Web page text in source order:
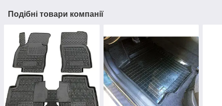
Подібні товари компанії